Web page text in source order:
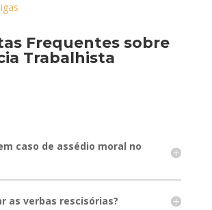
Frequentes sobre
Trabalhista
caso de assédio moral no
as verbas rescisórias?